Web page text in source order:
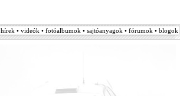
hírek • videók • fotóalbumok • sajtóanyagok • fórumok • blogok